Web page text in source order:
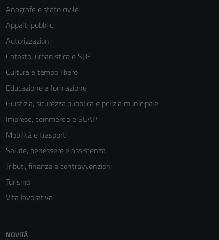
Anagrafe e stato civile
Appalti pubblici
Autorizzazioni
Catasto, urbanistica e SUE
Cultura e tempo libero
Educazione e formazione
Giustizia, sicurezza pubblica e polizia municipale
Imprese, commercio e SUAP
Mobilità e trasporti
Salute, benessere e assistenza
Tributi, finanze e contravvenzioni
Turismo
Vita lavorativa
NOVITÀ